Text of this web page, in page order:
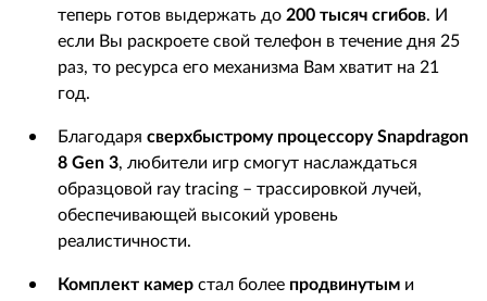
теперь готов выдержать до 200 тысяч сгибов. И
если Вы раскроете свой телефон в течение дня 25
раз, то ресурса его механизма Вам хватит на 21
год.
Благодаря сверхбыстрому процессоруSnapdragon
8 Gen 3, любители игр смогут наслаждаться
образцовой ray tracing – трассировкой лучей,
обеспечивающей высокий уровень
реалистичности.
Комплект камер стал более продвинутым и